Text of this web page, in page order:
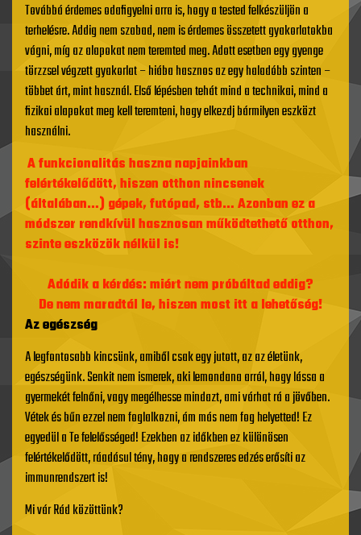
Továbbá érdemes odafigyelni arra is, hogy a tested felkészüljön a
terhelésre. Addig nem szabad, nem is érdemes összetett gyakorlatokba
vágni, míg az alapokat nem teremted meg. Adott esetben egy gyenge
törzzsel végzett gyakorlat – hiába hasznos az egy haladóbb szinten –
többet árt, mint használ. Első lépésben tehát mind a technikai, mind a
fizikai alapokat meg kell teremteni, hogy elkezdj bármilyen eszközt
használni.
A funkcionalitás haszna napjainkban
felértékelődött, hiszen otthon nincsenek
(általában…) gépek, futópad, stb… Azonban ez a
módszer rendkívül hasznosan működtethető otthon,
szinte eszközök nélkül is!
Adódik a kérdés: miért nem próbáltad eddig?
De nem maradtál le, hiszen most itt a lehetőség!
Az egészség
A legfontosabb kincsünk, amiből csak egy jutott, az az életünk,
egészségünk. Senkit nem ismerek, aki lemondana arról, hogy lássa a
gyermekét felnőni, vagy megélhesse mindazt, ami várhat rá a jövőben.
Vétek és bűn ezzel nem foglalkozni, ám más nem fog helyetted! Ez
egyedül a Te felelősséged! Ezekben az időkben ez különösen
felértékelődött, ráadásul tény, hogy a rendszeres edzés erősíti az
immunrendszert is!
Mi vár Rád közöttünk?